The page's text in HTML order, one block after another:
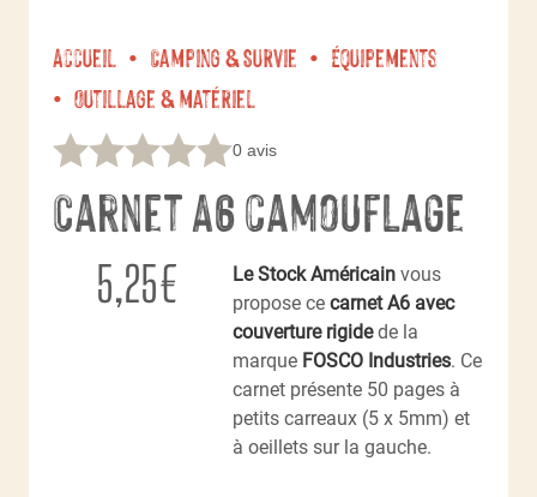
Accueil Camping & Survie
Équipements
Outillage & matériel
0 avis
Carnet A6 camouflage
5,25€ Le Stock Américain vous
propose ce carnet A6 avec
couverture rigidede la
marque FOSCO Industries. Ce
carnet présente 50 pages à
petits carreaux (5 x 5mm) et
à oeillets sur la gauche.